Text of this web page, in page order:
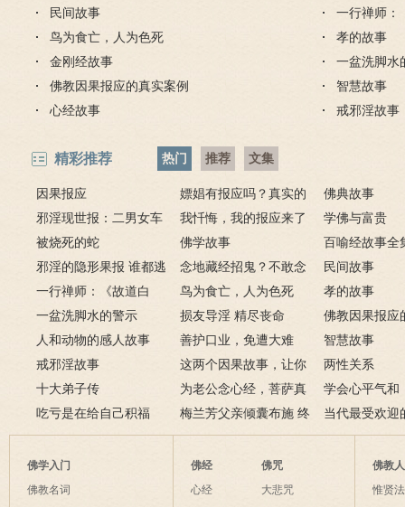
民间故事
一行禅师：
鸟为食亡，人为色死
孝的故事
金刚经故事
一盆洗脚水
佛教因果报应的真实案例
智慧故事
心经故事
戒邪淫故事
精彩推荐 热门 推荐 文集
因果报应
嫖娼有报应吗？真实的
嫖娼报应
佛典故事
邪淫现世报：二男女车
上纵欲酿车祸被烧死
我忏悔，我的报应来了
－淫人妻者，妻淫人
学佛与富贵
被烧死的蛇
佛学故事
百喻经故事全
邪淫的隐形果报 谁都逃
不掉
念地藏经招鬼？不敢念
地藏经的请进来
民间故事
一行禅师：《故道白
云》
鸟为食亡，人为色死
孝的故事
一盆洗脚水的警示
损友导淫 精尽丧命
佛教因果报应
例
人和动物的感人故事 善护口业，免遭大难
智慧故事
戒邪淫故事
这两个因果故事，让你
了解什么是业障
两性关系
十大弟子传
为老公念心经，菩萨真
的加持为其开智慧了
学会心平气和
吃亏是在给自己积福
梅兰芳父亲倾囊布施 终
获善报
当代最受欢迎
师及其代表作
佛学入门
佛教名词
佛经
心经
佛咒
大悲咒
佛教
惟贤